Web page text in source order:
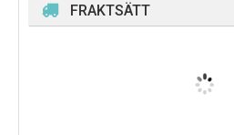
FRAKTSÄTT